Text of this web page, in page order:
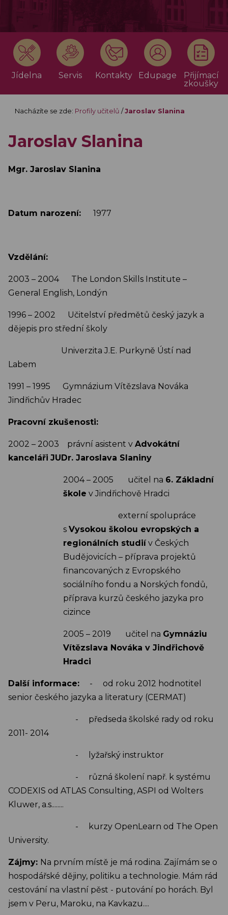
Jídelna Servis Kontakty Edupage
Přijímací
zkoušky
Nacházíte se zde: Profily učitelů / Jaroslav Slanina
Jaroslav Slanina
Mgr. Jaroslav Slanina
Datum narození: 1977
Vzdělání:
2003 – 2004 The London Skills Institute –
General English, Londýn
1996 – 2002 Učitelství předmětů český jazyk a
dějepis pro střední školy
Univerzita J.E. Purkyně Ústí nad
Labem
1991 – 1995 Gymnázium Vítězslava Nováka
Jindřichův Hradec
Pracovní zkušenosti:
2002 – 2003 právní asistent v Advokátní
kanceláři JUDr. Jaroslava Slaniny
2004 – 2005 učitel na 6. Základní
škole v Jindřichově Hradci
externí spolupráce
s Vysokou školou evropských a
regionálních studiív Českých
Budějovicích – příprava projektů
financovaných z Evropského
sociálního fondu a Norských fondů,
příprava kurzů českého jazyka pro
cizince
2005 – 2019 učitel na Gymnáziu
Vítězslava Nováka v Jindřichově
Hradci
Další informace: - od roku 2012 hodnotitel
senior českého jazyka a literatury (CERMAT)
- předseda školské rady od roku
2011- 2014
- lyžařský instruktor
- různá školení např. k systému
CODEXIS od ATLAS Consulting, ASPI od Wolters
Kluwer, a.s........
- kurzy OpenLearn od The Open
University.
Zájmy: Na prvním místě je má rodina. Zajímám se o
hospodářské dějiny, politiku a technologie. Mám rád
cestování na vlastní pěst - putování po horách. Byl
jsem v Peru, Maroku, na Kavkazu....